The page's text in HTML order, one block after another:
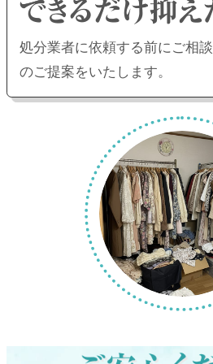
処分業者に依頼する前にご相談
のご提案をいたします。